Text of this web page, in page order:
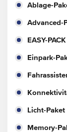
Ablage-
Advanced-
EASY-
Einpark-
Licht-Paket
Memory-